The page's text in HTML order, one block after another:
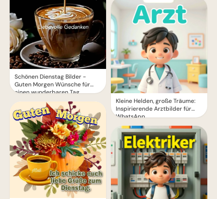
Schönen Dienstag Bilder -
Guten Morgen Wünsche für
einen wunderbaren Tag
Kleine Helden, große Träume:
Inspirierende Arztbilder für
WhatsApp.